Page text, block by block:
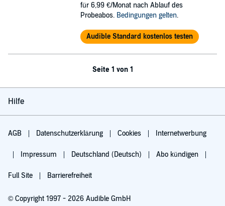
für 6,99 €/Monat nach Ablauf des
Probeabos. Bedingungen gelten.
Audible Standard kostenlos testen
Seite 1 von 1
Hilfe
AGB Datenschutzerklärung Cookies Internetwerbung
Impressum Deutschland (Deutsch) Abo kündigen
Full Site Barrierefreiheit
© Copyright 1997 - 2026 Audible GmbH